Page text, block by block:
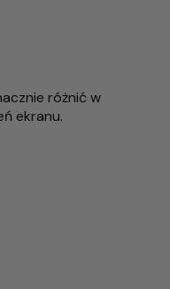
różnić w
ekranu.